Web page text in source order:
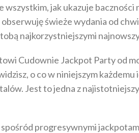
wszystkim, jak ukazuje
świeże wydania od
najkorzystniejszymi
Cudownie Jackpot Party od
o co w niniejszym każdemu
Jest to jedna z
progresywnymi